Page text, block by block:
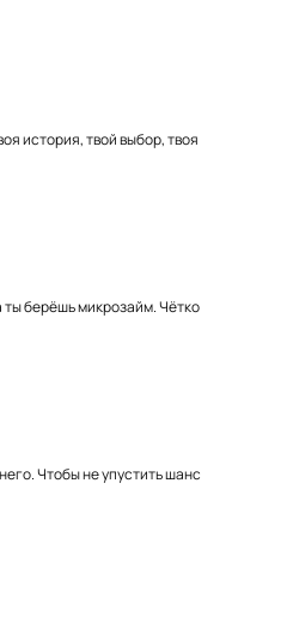
история, твой выбор, твоя
ты берёшь микрозайм. Чётко
Чтобы не упустить шанс